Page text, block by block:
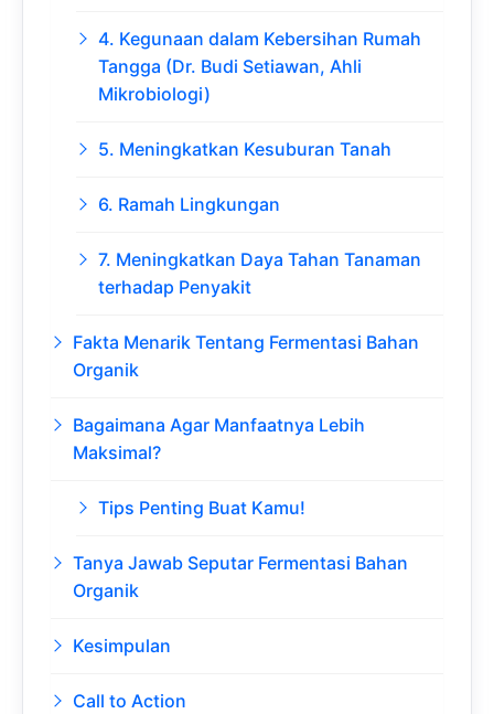
4. Kegunaan dalam Kebersihan Rumah
Tangga (Dr. Budi Setiawan, Ahli
Mikrobiologi)
5. Meningkatkan Kesuburan Tanah
6. Ramah Lingkungan
7. Meningkatkan Daya Tahan Tanaman
terhadap Penyakit
Fakta Menarik Tentang Fermentasi Bahan
Organik
Bagaimana Agar Manfaatnya Lebih
Maksimal?
Tips Penting Buat Kamu!
Tanya Jawab Seputar Fermentasi Bahan
Organik
Kesimpulan
Call to Action